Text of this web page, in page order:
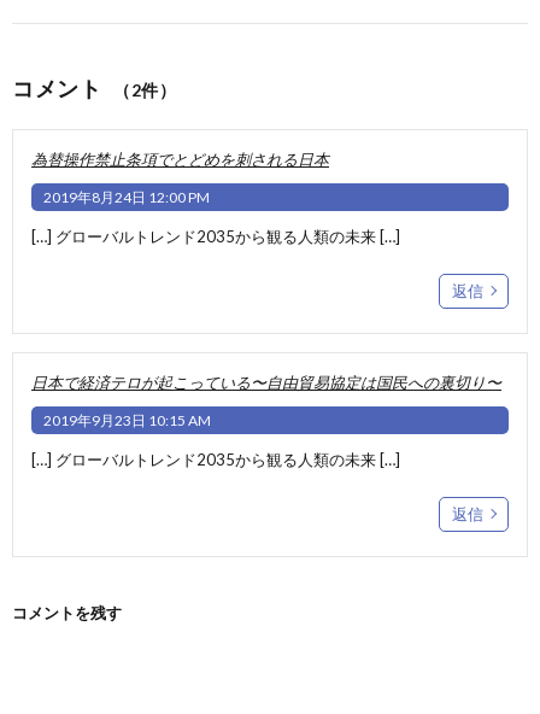
コメント （2件）
為替操作禁止条項でとどめを刺される日本
2019年8月24日 12:00 PM
[…] グローバルトレンド2035から観る人類の未来 […]
返信
日本で経済テロが起こっている〜自由貿易協定は国民への裏切り〜
2019年9月23日 10:15 AM
[…] グローバルトレンド2035から観る人類の未来 […]
返信
コメントを残す